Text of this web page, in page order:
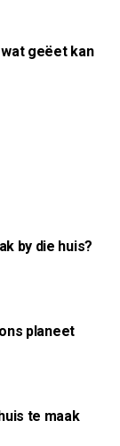
geëet kan
by die huis?
planeet
te maak